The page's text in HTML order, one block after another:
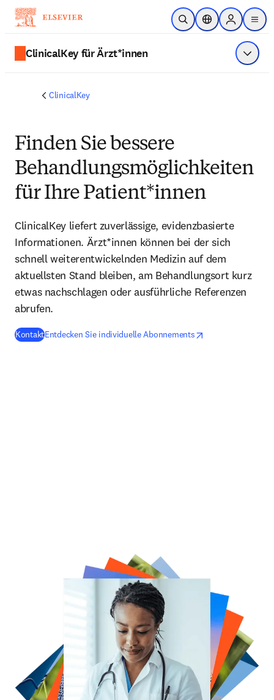
Zum Hauptinhalt wechseln
Suche öffnenStandortauswahl
Sign in to
menu
ClinicalKey für Ärzt*innen Menü
ClinicalKey
Finden Sie bessere
Behandlungsmöglichkeiten
für Ihre Patient*innen
ClinicalKey liefert zuverlässige, evidenzbasierte
Informationen. Ärzt*innen können bei der sich
schnell weiterentwickelnden Medizin auf dem
aktuellsten Stand bleiben, am Behandlungsort kurz
etwas nachschlagen oder ausführliche Referenzen
abrufen.
KontaktEntdecken Sie individuelle AbonnementsWird in neuem Tab/
opens in new tab/window